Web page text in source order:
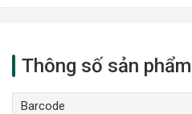
Thông số sản phẩm
Barcode